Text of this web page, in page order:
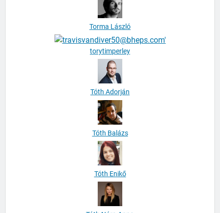
Torma László
Tóth Adorján
Tóth Balázs
Tóth Enikő
Tóth Nóra Anna